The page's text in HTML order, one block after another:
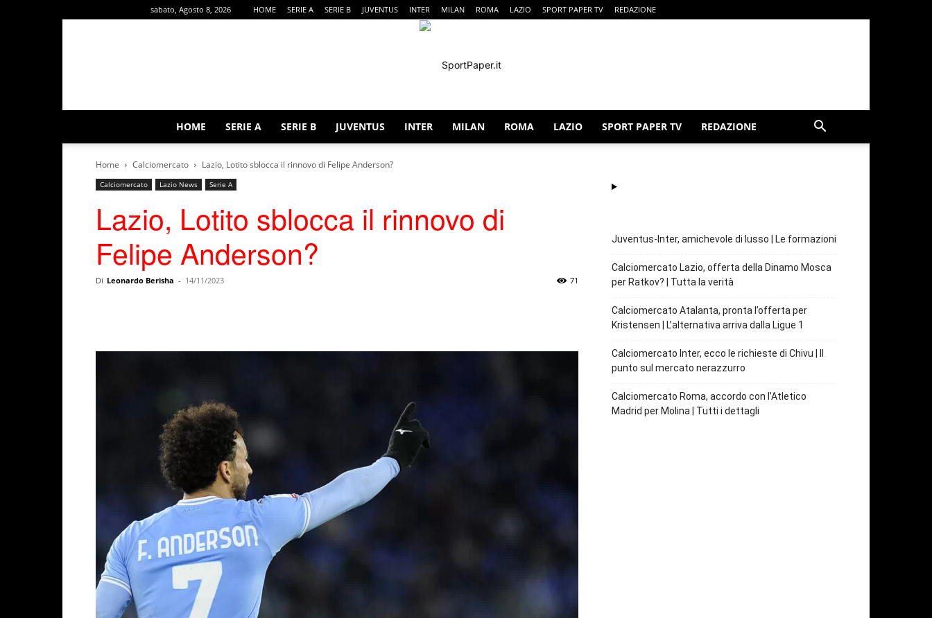
sabato, Agosto 8, 2026 HOME SERIE A SERIE B JUVENTUS INTER MILAN ROMA LAZIO SPORT PAPER TV REDAZIONE
HOME SERIE A SERIE B JUVENTUS INTER MILAN ROMA LAZIO SPORT PAPER TV REDAZIONE
Home Calciomercato Lazio, Lotito sblocca il rinnovo di Felipe Anderson?
Calciomercato Lazio News Serie A
Lazio, Lotito sblocca il rinnovo di
Felipe Anderson?
Di Leonardo Berisha - 14/11/2023 71
Juventus-Inter, amichevole di lusso | Le formazioni
Calciomercato Lazio, offerta della Dinamo Mosca
per Ratkov? | Tutta la verità
Calciomercato Atalanta, pronta l’offerta per
Kristensen | L’alternativa arriva dalla Ligue 1
Calciomercato Inter, ecco le richieste di Chivu | Il
punto sul mercato nerazzurro
Calciomercato Roma, accordo con l’Atletico
Madrid per Molina | Tutti i dettagli